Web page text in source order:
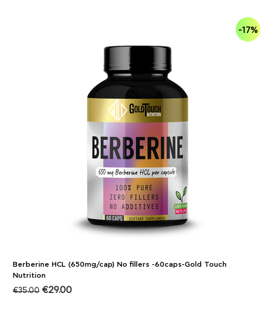
-17%
Berberine HCL (650mg/cap) No fillers -60caps-Gold Touch
Nutrition
€35.00 €29.00